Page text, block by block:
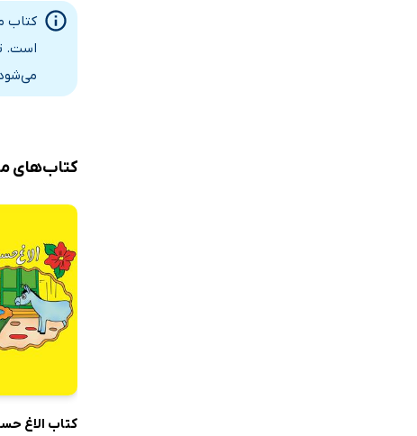
کتاب
است.
کتاب‌های
کتاب الاغ